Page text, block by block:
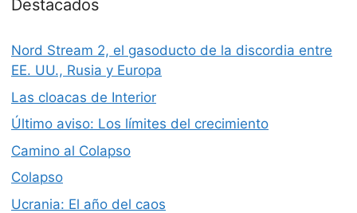
Destacados
Nord Stream 2, el gasoducto de la discordia entre
EE. UU., Rusia y Europa
Las cloacas de Interior
Último aviso: Los límites del crecimiento
Camino al Colapso
Colapso
Ucrania: El año del caos